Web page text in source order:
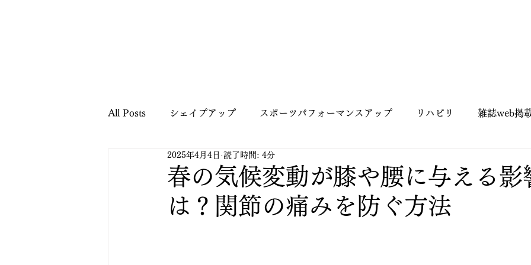
All Posts シェイプアップ スポーツパフォーマンスアップ リハビリ 雑誌web掲
健康に関する情報 ご案内
パーソナルトレーニング 自己紹介
春の気候変動が膝や腰に与える影
は？関節の痛みを防ぐ方法
2025年4月4日 読了時間: 4分